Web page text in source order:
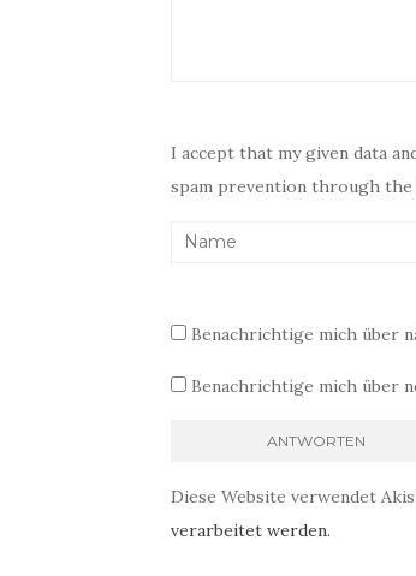
I accept that my given data
spam prevention through the
Benachrichtige mich über
Benachrichtige mich über
Diese Website verwendet
verarbeitet werden.